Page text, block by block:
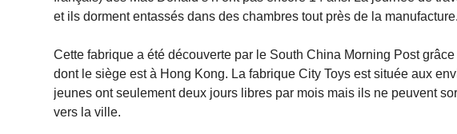
et ils dorment entassés dans des chambres tout près de la manufacture.
Cette fabrique a été découverte par le South China Morning Post
dont le siège est à Hong Kong. La fabrique City Toys est située aux
jeunes ont seulement deux jours libres par mois mais ils ne peuvent
vers la ville.